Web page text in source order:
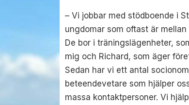
– Vi jobbar med stödboende i
ungdomar som oftast är mellan
De bor i träningslägenheter,
mig och Richard, som äger
Sedan har vi ett antal
beteendevetare som hjälper
massa kontaktpersoner. Vi